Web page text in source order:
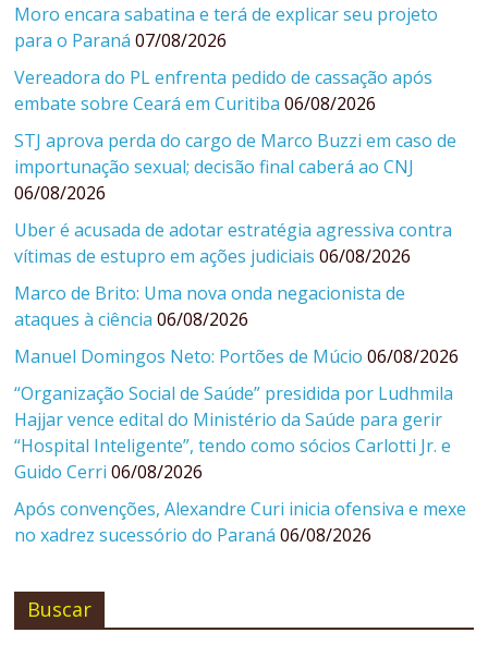
Moro encara sabatina e terá de explicar seu projeto
para o Paraná 07/08/2026
Vereadora do PL enfrenta pedido de cassação após
embate sobre Ceará em Curitiba 06/08/2026
STJ aprova perda do cargo de Marco Buzzi em caso de
importunação sexual; decisão final caberá ao CNJ
06/08/2026
Uber é acusada de adotar estratégia agressiva contra
vítimas de estupro em ações judiciais 06/08/2026
Marco de Brito: Uma nova onda negacionista de
ataques à ciência 06/08/2026
Manuel Domingos Neto: Portões de Múcio 06/08/2026
“Organização Social de Saúde” presidida por Ludhmila
Hajjar vence edital do Ministério da Saúde para gerir
“Hospital Inteligente”, tendo como sócios Carlotti Jr. e
Guido Cerri 06/08/2026
Após convenções, Alexandre Curi inicia ofensiva e mexe
no xadrez sucessório do Paraná 06/08/2026
Buscar